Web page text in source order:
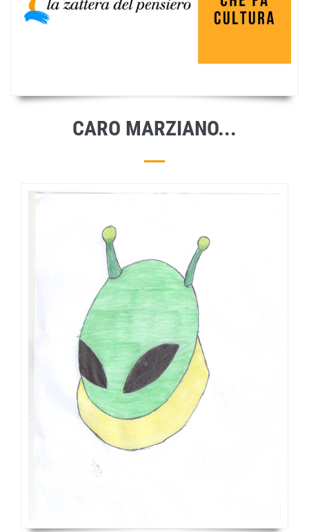
CARO MARZIANO...